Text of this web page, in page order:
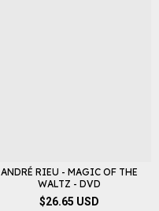
ANDRÉ RIEU - MAGIC OF THE
WALTZ - DVD
$26.65 USD